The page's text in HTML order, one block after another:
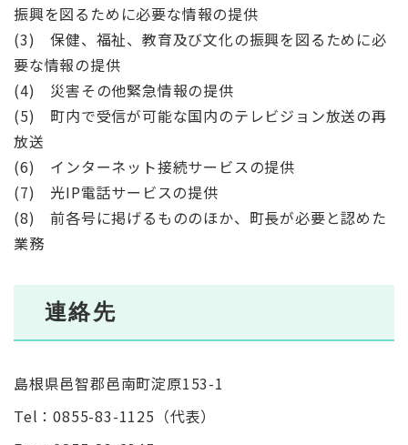
振興を図るために必要な情報の提供
(3) 保健、福祉、教育及び文化の振興を図るために必
要な情報の提供
(4) 災害その他緊急情報の提供
(5) 町内で受信が可能な国内のテレビジョン放送の再
放送
(6) インターネット接続サービスの提供
(7) 光IP電話サービスの提供
(8) 前各号に掲げるもののほか、町長が必要と認めた
業務
連絡先
島根県邑智郡邑南町淀原153-1
Tel：0855-83-1125 （代表）